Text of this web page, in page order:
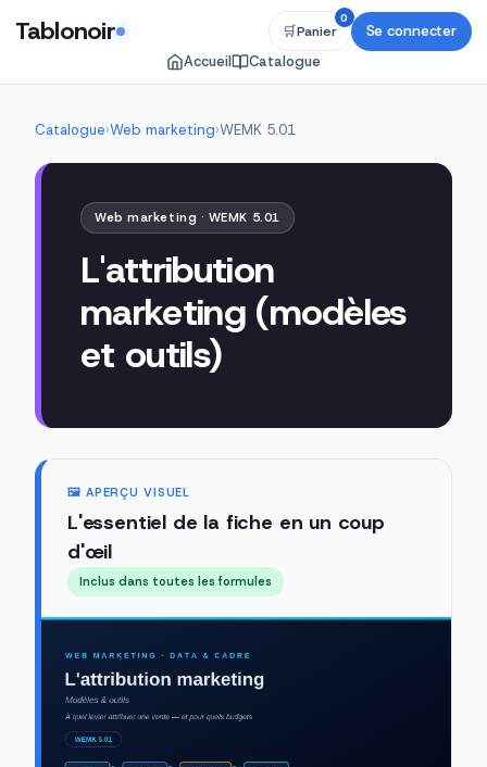
Tablonoir
Accueil Catalogue
🛒Panier
0
Se connecter
Catalogue›Web marketing›WEMK 5.01
Web marketing · WEMK 5.01
L'attribution
marketing (modèles
et outils)
🖼️ APERÇU VISUEL
L'essentiel de la fiche en un coup
d'œil
Inclus dans toutes les formules